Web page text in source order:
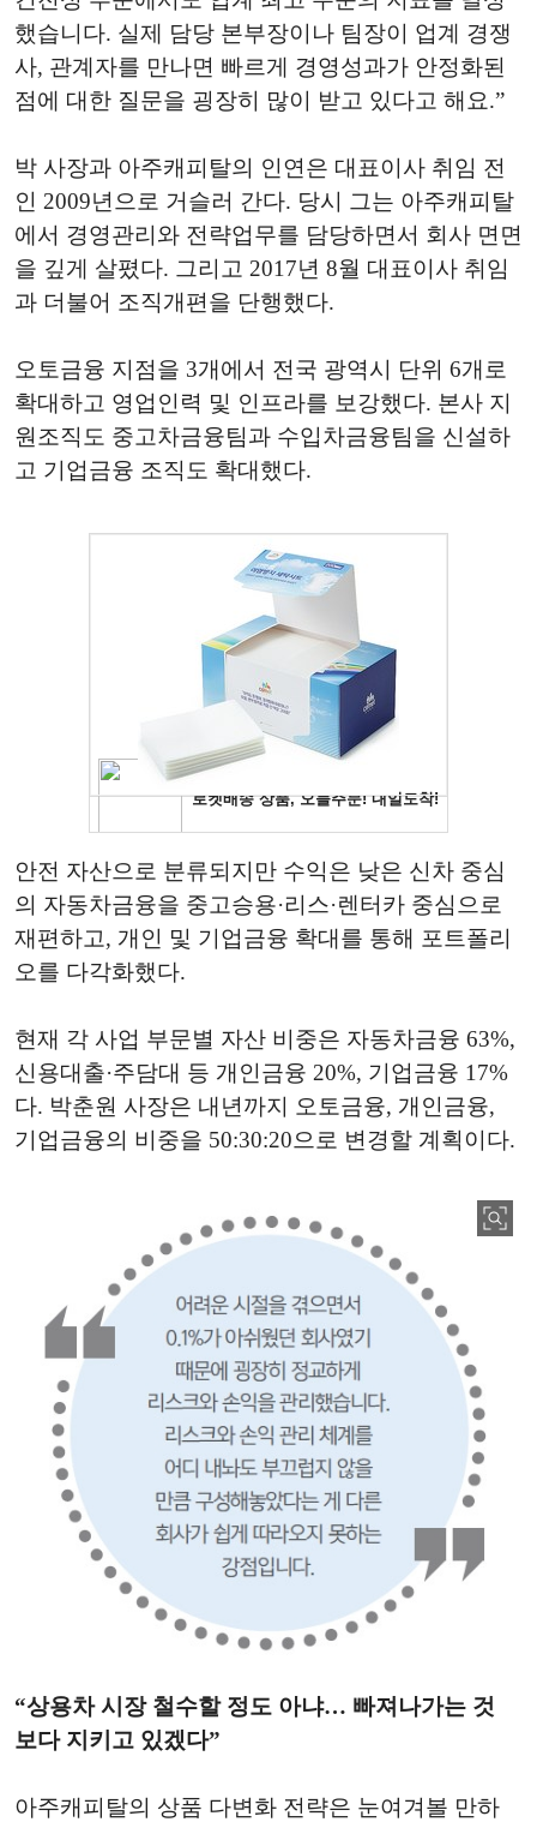
했습니다. 실제 담당 본부장이나 팀장이 업계 경쟁
사, 관계자를 만나면 빠르게 경영성과가 안정화된
점에 대한 질문을 굉장히 많이 받고 있다고 해요.”
박 사장과 아주캐피탈의 인연은 대표이사 취임 전
인 2009년으로 거슬러 간다. 당시 그는 아주캐피탈
에서 경영관리와 전략업무를 담당하면서 회사 면면
을 깊게 살폈다. 그리고 2017년 8월 대표이사 취임
과 더불어 조직개편을 단행했다.
오토금융 지점을 3개에서 전국 광역시 단위 6개로
확대하고 영업인력 및 인프라를 보강했다. 본사 지
원조직도 중고차금융팀과 수입차금융팀을 신설하
고 기업금융 조직도 확대했다.
안전 자산으로 분류되지만 수익은 낮은 신차 중심
의 자동차금융을 중고승용·리스·렌터카 중심으로
재편하고, 개인 및 기업금융 확대를 통해 포트폴리
오를 다각화했다.
현재 각 사업 부문별 자산 비중은 자동차금융 63%,
신용대출·주담대 등 개인금융 20%, 기업금융 17%
다. 박춘원 사장은 내년까지 오토금융, 개인금융,
기업금융의 비중을 50:30:20으로 변경할 계획이다.
“상용차 시장 철수할 정도 아냐… 빠져나가는 것
보다 지키고 있겠다”
아주캐피탈의 상품 다변화 전략은 눈여겨볼 만하